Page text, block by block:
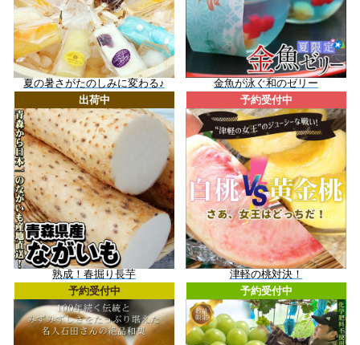
夏の暑さがたのしみに変わる♪
金魚が泳ぐ和のゼリー
出荷中
熟成！春掘り長芋
予約受付中
津軽の桃対決！
予約受付中
予約受付中